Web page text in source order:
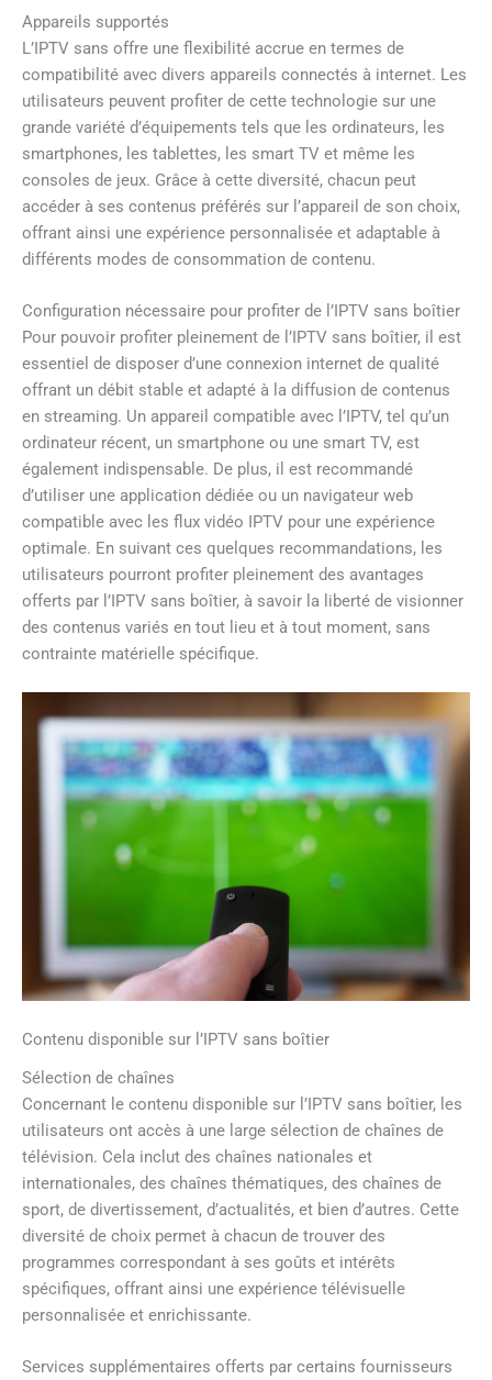
Appareils supportés
L’IPTV sans offre une flexibilité accrue en termes de
compatibilité avec divers appareils connectés à internet. Les
utilisateurs peuvent profiter de cette technologie sur une
grande variété d’équipements tels que les ordinateurs, les
smartphones, les tablettes, les smart TV et même les
consoles de jeux. Grâce à cette diversité, chacun peut
accéder à ses contenus préférés sur l’appareil de son choix,
offrant ainsi une expérience personnalisée et adaptable à
différents modes de consommation de contenu.
Configuration nécessaire pour profiter de l’IPTV sans boîtier
Pour pouvoir profiter pleinement de l’IPTV sans boîtier, il est
essentiel de disposer d’une connexion internet de qualité
offrant un débit stable et adapté à la diffusion de contenus
en streaming. Un appareil compatible avec l’IPTV, tel qu’un
ordinateur récent, un smartphone ou une smart TV, est
également indispensable. De plus, il est recommandé
d’utiliser une application dédiée ou un navigateur web
compatible avec les flux vidéo IPTV pour une expérience
optimale. En suivant ces quelques recommandations, les
utilisateurs pourront profiter pleinement des avantages
offerts par l’IPTV sans boîtier, à savoir la liberté de visionner
des contenus variés en tout lieu et à tout moment, sans
contrainte matérielle spécifique.
Contenu disponible sur l’IPTV sans boîtier
Sélection de chaînes
Concernant le contenu disponible sur l’IPTV sans boîtier, les
utilisateurs ont accès à une large sélection de chaînes de
télévision. Cela inclut des chaînes nationales et
internationales, des chaînes thématiques, des chaînes de
sport, de divertissement, d’actualités, et bien d’autres. Cette
diversité de choix permet à chacun de trouver des
programmes correspondant à ses goûts et intérêts
spécifiques, offrant ainsi une expérience télévisuelle
personnalisée et enrichissante.
Services supplémentaires offerts par certains fournisseurs